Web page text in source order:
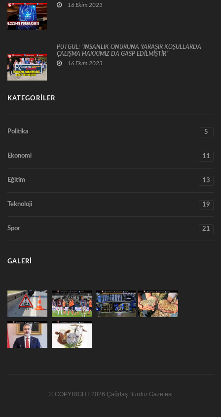
16 Ekim 2023
PUTGÜL: “İNSANLIK ONURUNA YARAŞIR KOŞULLARDA
ÇALIŞMA HAKKIMIZ DA GASP EDİLMİŞTİR”
16 Ekim 2023
KATEGORILER
Politika 5
Ekonomi 11
Eğitim 13
Teknoloji 19
Spor 21
GALERI
© COPYRIGHT 2026 Çağdaş Burdur Gazetesi